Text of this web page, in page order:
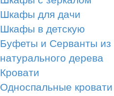
Шкафы для дачи
Шкафы в детскую
Буфеты и Серванты из
натурального дерева
Кровати
Односпальные кровати